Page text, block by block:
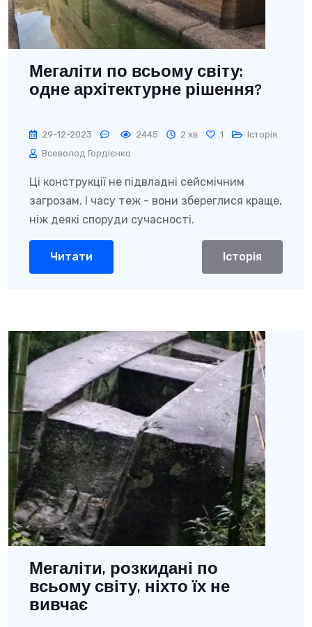
Мегаліти по всьому світу:
одне архітектурне рішення?
29-12-2023 2445 2 хв 1
Історія
Всеволод Гордієнко
Ці конструкції не підвладні сейсмічним
загрозам. І часу теж - вони збереглися краще,
ніж деякі споруди сучасності.
Читати Історія
Мегаліти, розкидані по
всьому світу, ніхто їх не
вивчає